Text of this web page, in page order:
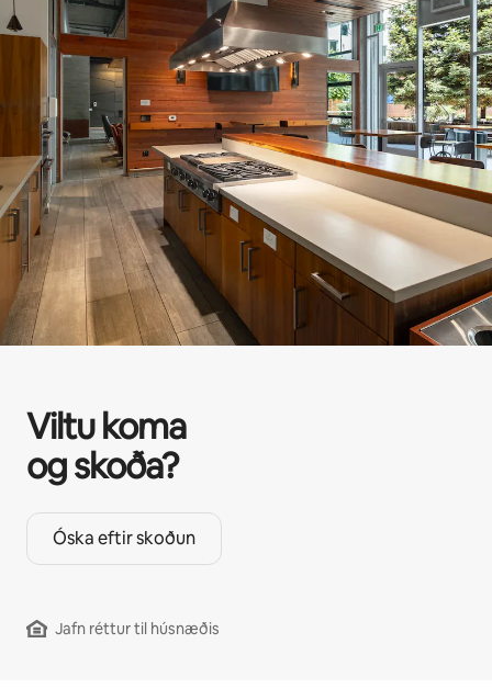
Viltu koma
og skoða?
Óska eftir skoðun
Jafn réttur til húsnæðis